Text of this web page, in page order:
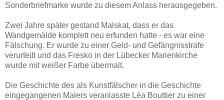
Sonderbriefmarke wurde zu diesem Anlass herausgegeben.
Zwei Jahre später gestand Malskat, dass er das
Wandgemälde komplett neu erfunden hatte - es war eine
Fälschung. Er wurde zu einer Geld- und Gefängnisstrafe
verurteilt und das Fresko in der Lübecker Marienkirche
wurde mit weißer Farbe übermalt.
Die Geschichte des als Kunstfälscher in die Geschichte
eingegangenen Malers veranlasste Léa Bouttier zu einer